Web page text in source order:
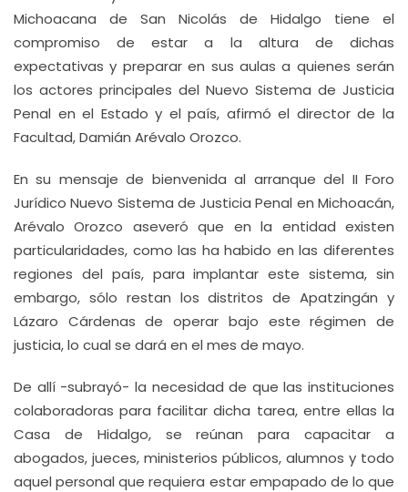
Michoacana de San Nicolás de Hidalgo tiene el
compromiso de estar a la altura de dichas
expectativas y preparar en sus aulas a quienes serán
los actores principales del Nuevo Sistema de Justicia
Penal en el Estado y el país, afirmó el director de la
Facultad, Damián Arévalo Orozco.
En su mensaje de bienvenida al arranque del II Foro
Jurídico Nuevo Sistema de Justicia Penal en Michoacán,
Arévalo Orozco aseveró que en la entidad existen
particularidades, como las ha habido en las diferentes
regiones del país, para implantar este sistema, sin
embargo, sólo restan los distritos de Apatzingán y
Lázaro Cárdenas de operar bajo este régimen de
justicia, lo cual se dará en el mes de mayo.
De allí -subrayó- la necesidad de que las instituciones
colaboradoras para facilitar dicha tarea, entre ellas la
Casa de Hidalgo, se reúnan para capacitar a
abogados, jueces, ministerios públicos, alumnos y todo
aquel personal que requiera estar empapado de lo que